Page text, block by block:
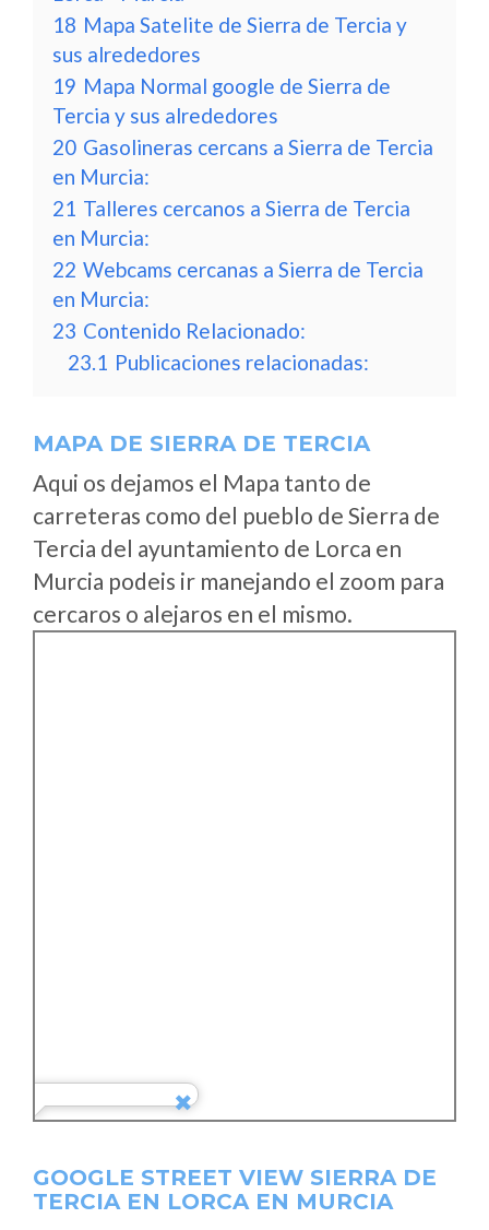
18 Mapa Satelite de Sierra de Tercia y
sus alrededores
19 Mapa Normal google de Sierra de
Tercia y sus alrededores
20 Gasolineras cercans a Sierra de Tercia
en Murcia:
21 Talleres cercanos a Sierra de Tercia
en Murcia:
22 Webcams cercanas a Sierra de Tercia
en Murcia:
23 Contenido Relacionado:
23.1 Publicaciones relacionadas:
MAPA DE SIERRA DE TERCIA
Aqui os dejamos el Mapa tanto de
carreteras como del pueblo de Sierra de
Tercia del ayuntamiento de Lorca en
Murcia podeis ir manejando el zoom para
cercaros o alejaros en el mismo.
GOOGLE STREET VIEW SIERRA DE
TERCIA EN LORCA EN MURCIA